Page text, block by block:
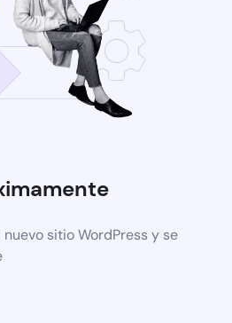
sitio WordPress y se